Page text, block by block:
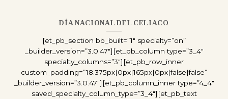
DÍA NACIONAL DEL CELIACO
[et_pb_section bb_built=”1″ specialty=”on”
_builder_version=”3.0.47″][et_pb_column type=”3_4″
specialty_columns=”3″][et_pb_row_inner
custom_padding=”18.375px|0px|165px|0px|false|false”
_builder_version=”3.0.47″][et_pb_column_inner type=”4_4″
saved_specialty_column_type=”3_4″][et_pb_text